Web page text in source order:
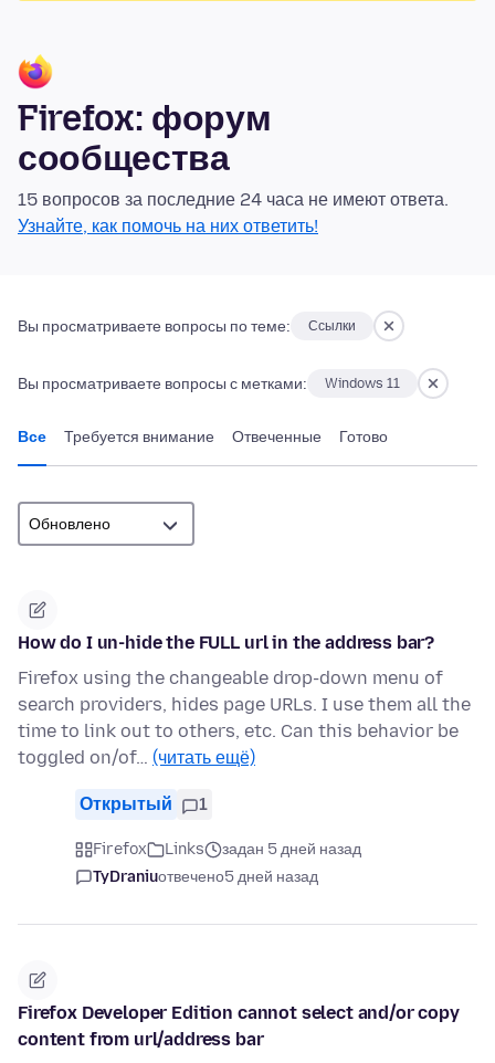
Firefox: форум
сообщества
15 вопросов за последние 24 часа не имеют ответа.
Узнайте, как помочь на них ответить!
Вы просматриваете вопросы по теме: Ссылки
Вы просматриваете вопросы с метками: Windows 11
Все Требуется внимание Отвеченные Готово
How do I un-hide the FULL url in the address bar?
Firefox using the changeable drop-down menu of
search providers, hides page URLs. I use them all the
time to link out to others, etc. Can this behavior be
toggled on/of… (читать ещё)
Открытый 1
Firefox Links
задан 5 дней назад
TyDraniuотвечено5 дней назад
Firefox Developer Edition cannot select and/or copy
content from url/address bar